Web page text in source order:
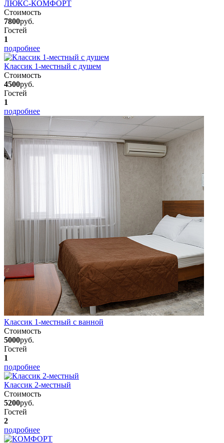
ЛЮКС-КОМФОРТ
Стоимость
7800руб.
Гостей
1
подробнее
Классик 1-местный с душем
Стоимость
4500руб.
Гостей
1
подробнее
Классик 1-местный с ванной
Стоимость
5000руб.
Гостей
1
подробнее
Классик 2-местный
Стоимость
5200руб.
Гостей
2
подробнее